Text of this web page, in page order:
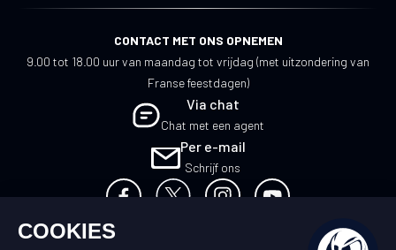
CONTACT MET ONS OPNEMEN
9.00 tot 18.00 uur van maandag tot vrijdag (met uitzondering van
Franse feestdagen)
Via chat
Chat met een agent
Per e-mail
Schrijf ons